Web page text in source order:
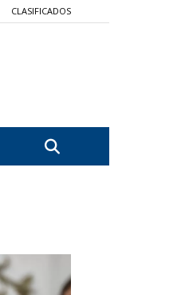
CLASIFICADOS